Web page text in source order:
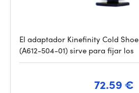
El adaptador Kinefinity Cold
(A612-504-01) sirve para fijar los
72.59 €